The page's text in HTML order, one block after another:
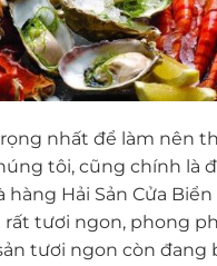
nhất để làm nên
tôi, cũng chính là
hàng Hải Sản Cửa
tươi ngon, phong
tươi ngon còn đang